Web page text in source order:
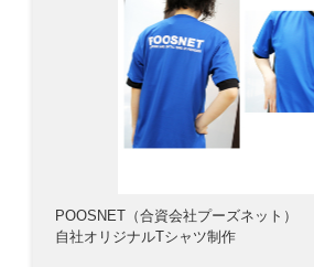
POOSNET（合資会社プーズネット）
自社オリジナルTシャツ制作